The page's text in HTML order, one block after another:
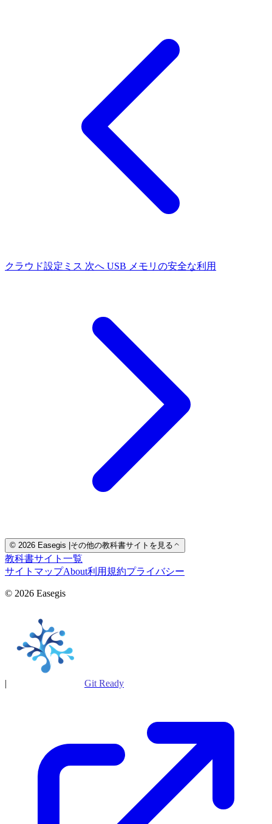
クラウド設定ミス 次へ USB メモリの安全な利用
© 2026 Easegis その他の教科書サイトを見る
教科書サイト一覧
サイトマップAbout利用規約プライバシー
© 2026 Easegis
| Git Ready